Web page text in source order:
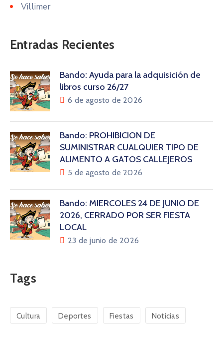
Villimer
Entradas Recientes
Bando: Ayuda para la adquisición de
libros curso 26/27
6 de agosto de 2026
Bando: PROHIBICIÓN DE
SUMINISTRAR CUALQUIER TIPO DE
ALIMENTO A GATOS CALLEJEROS
5 de agosto de 2026
Bando: MIÉRCOLES 24 DE JUNIO DE
2026, CERRADO POR SER FIESTA
LOCAL
23 de junio de 2026
Tags
Cultura Deportes Fiestas Noticias